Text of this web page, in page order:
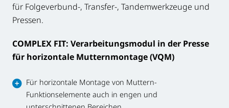
für Folgeverbund-, Transfer-, Tandemwerkzeuge und
Pressen.
COMPLEX FIT: Verarbeitungsmodul in der Presse
für horizontale Mutternmontage (VQM)
Für horizontale Montage von Muttern-
Funktionselemente auch in engen und